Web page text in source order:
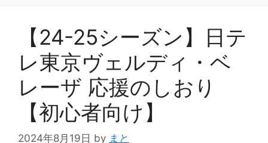
【24-25シーズン】日テ
レ東京ヴェルディ・ベ
レーザ 応援のしおり
【初心者向け】
2024年8月19日 by まと